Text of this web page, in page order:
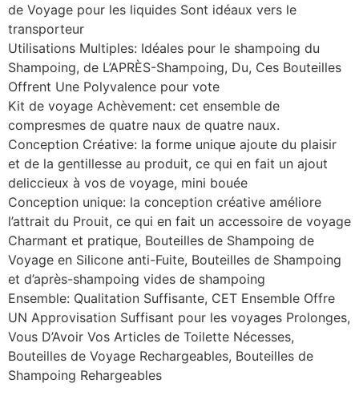
de Voyage pour les liquides Sont idéaux vers le
transporteur
Utilisations Multiples: Idéales pour le shampoing du
Shampoing, de L’APRÈS-Shampoing, Du, Ces Bouteilles
Offrent Une Polyvalence pour vote
Kit de voyage Achèvement: cet ensemble de
compresmes de quatre naux de quatre naux.
Conception Créative: la forme unique ajoute du plaisir
et de la gentillesse au produit, ce qui en fait un ajout
deliccieux à vos de voyage, mini bouée
Conception unique: la conception créative améliore
l’attrait du Prouit, ce qui en fait un accessoire de voyage
Charmant et pratique, Bouteilles de Shampoing de
Voyage en Silicone anti-Fuite, Bouteilles de Shampoing
et d’après-shampoing vides de shampoing
Ensemble: Qualitation Suffisante, CET Ensemble Offre
UN Approvisation Suffisant pour les voyages Prolonges,
Vous D’Avoir Vos Articles de Toilette Nécesses,
Bouteilles de Voyage Rechargeables, Bouteilles de
Shampoing Rehargeables